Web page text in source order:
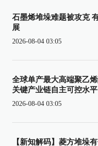
石墨烯堆垛难题被攻克
展
2026-08-04 03:05
全球单产最大高端聚乙
关键产业链自主可控水平
2026-08-04 03:05
【新知解码】菱方堆垛